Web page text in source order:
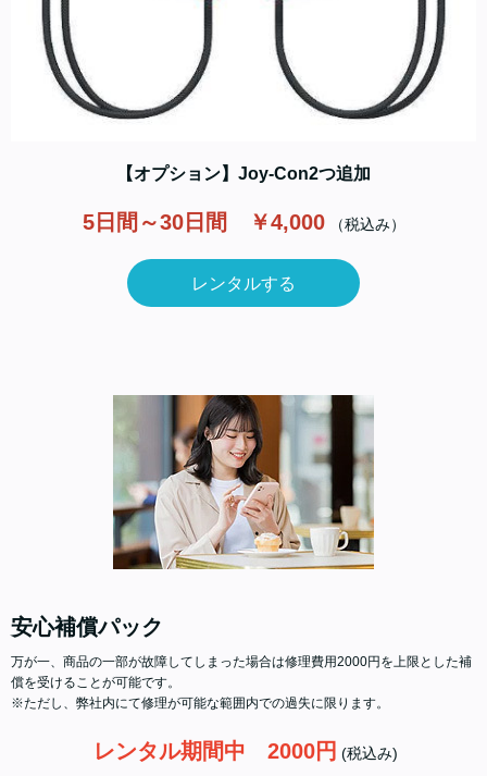
【オプション】Joy-Con2つ追加
5日間～30日間 ￥4,000 （税込み）
レンタルする
安心補償パック
万が一、商品の一部が故障してしまった場合は修理費用2000円を上限とした補
償を受けることが可能です。
※ただし、弊社内にて修理が可能な範囲内での過失に限ります。
レンタル期間中 2000円 (税込み)